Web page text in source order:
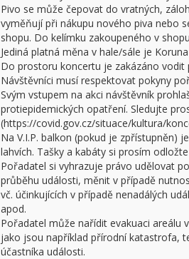
Pivo se může čepovat do vratných,
vyměňují při nákupu nového piva nebo
shopu. Do kelímku zakoupeného v
Jediná platná měna v hale/sále je
Do prostoru koncertu je zakázáno vodit
Návštěvníci musí respektovat pokyny
Svým vstupem na akci návštěvník
protiepidemických opatření. Sledujte
(https://covid.gov.cz/situace/kultura/
Na V.I.P. balkon (pokud je zpřístupněn)
lahvích. Tašky a kabáty si prosím
Pořadatel si vyhrazuje právo udělovat
průběhu události, měnit v případě
vč. účinkujících v případě nenadálých
apod.
Pořadatel může nařídit evakuaci areálu
jako jsou například přírodní katastrofa,
účastníka události.